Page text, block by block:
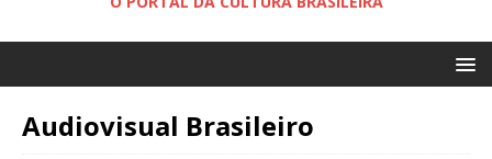
Audiovisual Brasileiro